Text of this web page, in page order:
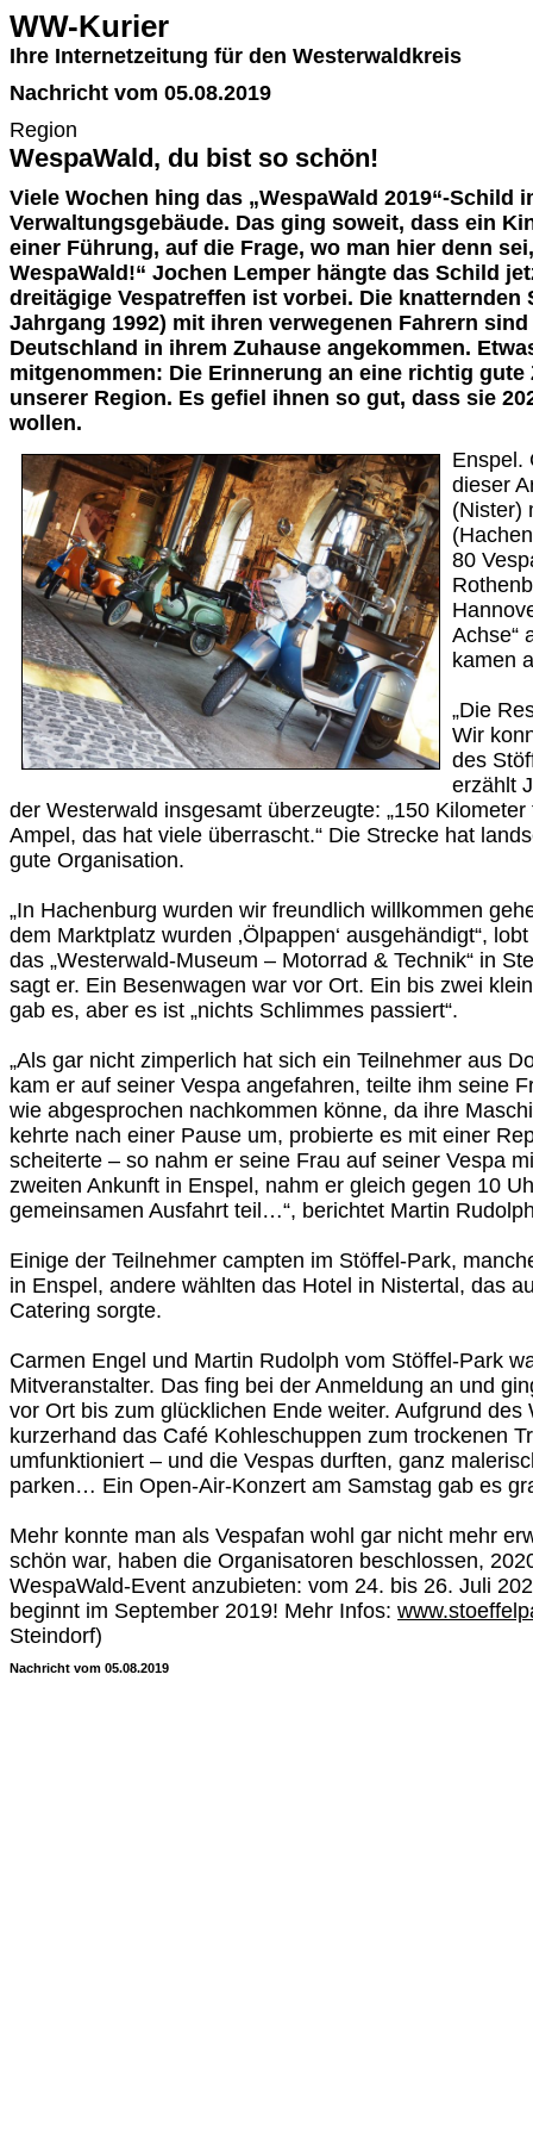
WW-Kurier
Ihre Internetzeitung für den Westerwaldkreis
Nachricht vom 05.08.2019
Region
WespaWald, du bist so schön!
Viele Wochen hing das „WespaWald 2019“-Schild
Verwaltungsgebäude. Das ging soweit, dass ein
einer Führung, auf die Frage, wo man hier denn
WespaWald!“ Jochen Lemper hängte das Schild
dreitägige Vespatreffen ist vorbei. Die knatternden
Jahrgang 1992) mit ihren verwegenen Fahrern
Deutschland in ihrem Zuhause angekommen.
mitgenommen: Die Erinnerung an eine richtig
unserer Region. Es gefiel ihnen so gut, dass sie
wollen.
Enspel.
dieser
(Nister)
80
Achse“
kamen
„Die
Wir
des
erzählt
der Westerwald insgesamt überzeugte: „150
Ampel, das hat viele überrascht.“ Die Strecke hat
gute Organisation.
„In Hachenburg wurden wir freundlich willkommen
dem Marktplatz wurden ‚Ölpappen‘ ausgehändigt“,
das „Westerwald-Museum – Motorrad & Technik“ in
sagt er. Ein Besenwagen war vor Ort. Ein bis zwei
gab es, aber es ist „nichts Schlimmes passiert“.
„Als gar nicht zimperlich hat sich ein Teilnehmer aus
kam er auf seiner Vespa angefahren, teilte ihm seine
wie abgesprochen nachkommen könne, da ihre
kehrte nach einer Pause um, probierte es mit einer
scheiterte – so nahm er seine Frau auf seiner Vespa
zweiten Ankunft in Enspel, nahm er gleich gegen 10
gemeinsamen Ausfahrt teil…“, berichtet Martin
Einige der Teilnehmer campten im Stöffel-Park,
in Enspel, andere wählten das Hotel in Nistertal, das
Catering sorgte.
Carmen Engel und Martin Rudolph vom Stöffel-Park
Mitveranstalter. Das fing bei der Anmeldung an und
vor Ort bis zum glücklichen Ende weiter. Aufgrund des
kurzerhand das Café Kohleschuppen zum trockenen
umfunktioniert – und die Vespas durften, ganz
parken… Ein Open-Air-Konzert am Samstag gab es
Mehr konnte man als Vespafan wohl gar nicht mehr
schön war, haben die Organisatoren beschlossen,
WespaWald-Event anzubieten: vom 24. bis 26. Juli
beginnt im September 2019! Mehr Infos:
Steindorf)
Nachricht vom 05.08.2019